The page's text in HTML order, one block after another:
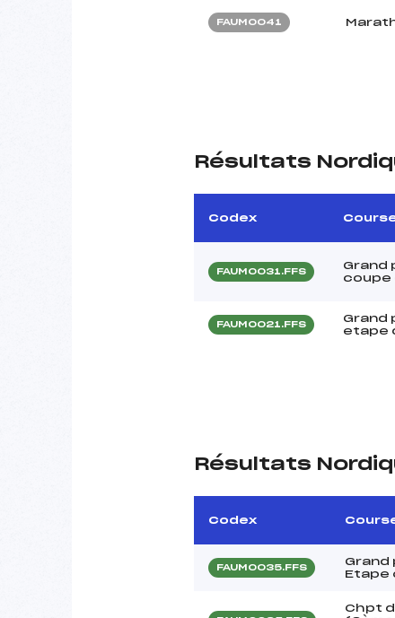
FAUM0041
Résultats
Codex
FAUM0031.FFS
Grand
coupe
FAUM0021.FFS
Grand
etape
Résultats
Codex
FAUM0035.FFS
Grand
Etape
Chpt